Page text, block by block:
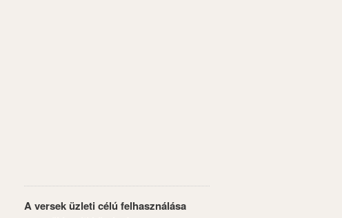
A versek üzleti célú felhasználása